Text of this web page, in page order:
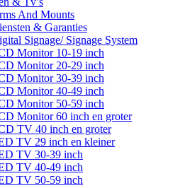
And Mounts
& Garanties
Signage/ Signage System
Monitor 10-19 inch
Monitor 20-29 inch
Monitor 30-39 inch
Monitor 40-49 inch
Monitor 50-59 inch
Monitor 60 inch en groter
TV 40 inch en groter
TV 29 inch en kleiner
TV 30-39 inch
TV 40-49 inch
TV 50-59 inch